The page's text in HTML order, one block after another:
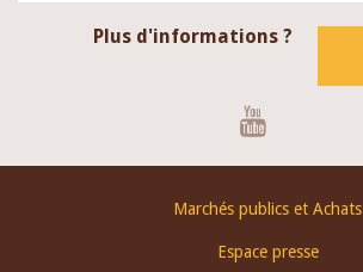
Plus d'informations ?
Marchés publics et Achats
Espace presse